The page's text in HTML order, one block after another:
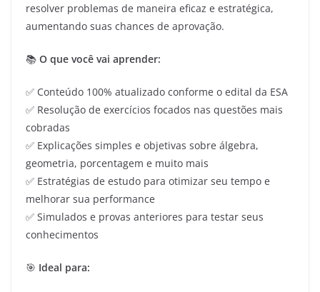
resolver problemas de maneira eficaz e estratégica,
aumentando suas chances de aprovação.
📚 O que você vai aprender:
✅ Conteúdo 100% atualizado conforme o edital da ESA
✅ Resolução de exercícios focados nas questões mais
cobradas
✅ Explicações simples e objetivas sobre álgebra,
geometria, porcentagem e muito mais
✅ Estratégias de estudo para otimizar seu tempo e
melhorar sua performance
✅ Simulados e provas anteriores para testar seus
conhecimentos
🎯 Ideal para: